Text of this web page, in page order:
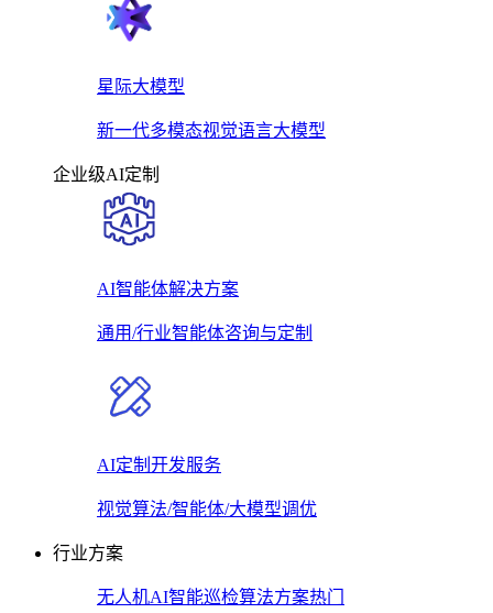
星际大模型
新一代多模态视觉语言大模型
企业级AI定制
AI智能体解决方案
通用/行业智能体咨询与定制
AI定制开发服务
视觉算法/智能体/大模型调优
行业方案
无人机AI智能巡检算法方案热门